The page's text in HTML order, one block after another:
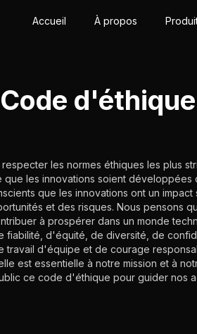
Accueil À propos
Code d'éthique
les normes éthiques les plus
que les innovations soient
que les innovations ont un
et des risques. Nous pensons
à prospérer dans un monde
fiabilité, d'équité, de diversité, de
travail d'équipe et de courage
est essentielle à notre mission et à
ce code d'éthique pour guider nos